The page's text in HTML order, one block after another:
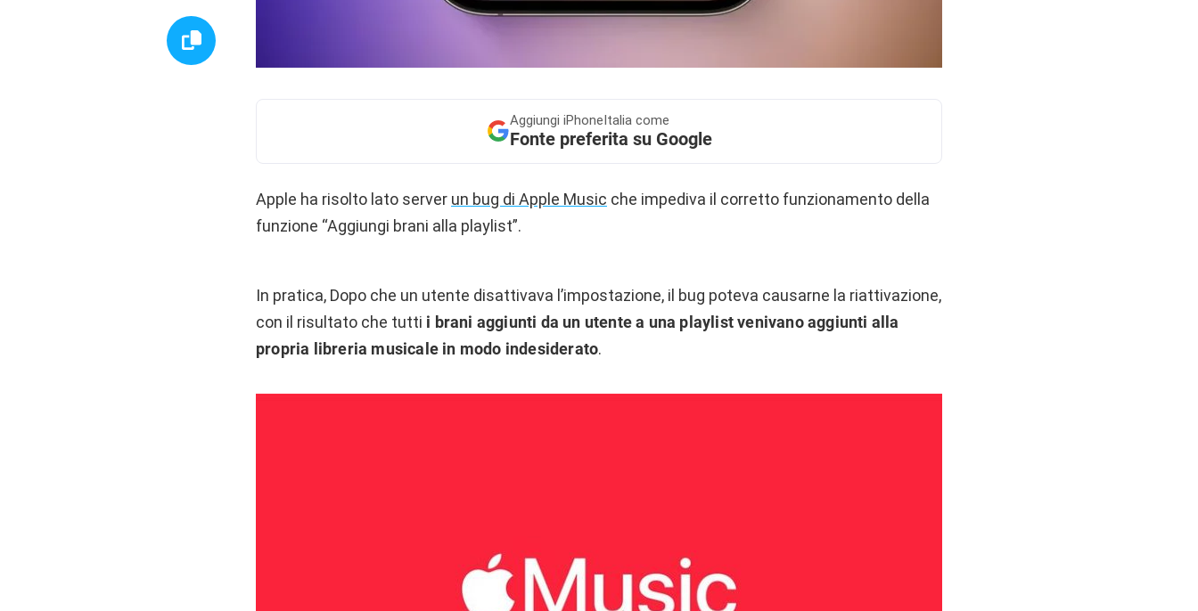
Aggiungi iPhoneItalia come
Fonte preferita su Google
Apple ha risolto lato server un bug di Apple Music che impediva il corretto funzionamento della
funzione “Aggiungi brani alla playlist”.
In pratica, Dopo che un utente disattivava l’impostazione, il bug poteva causarne la riattivazione,
con il risultato che tutti i brani aggiunti da un utente a una playlist venivano aggiunti alla
propria libreria musicale in modo indesiderato.